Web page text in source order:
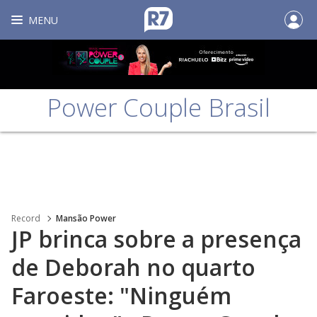
MENU
Power Couple Brasil
Record Mansão Power
JP brinca sobre a presença
de Deborah no quarto
Faroeste: "Ninguém